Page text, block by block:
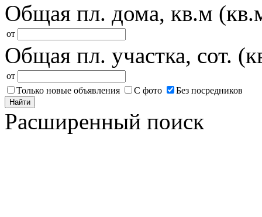
Общая пл. дома, кв.м
от
Общая пл. участка, сот.
от
Только новые объявления
С фото Без посредников
Найти
Расширенный поиск